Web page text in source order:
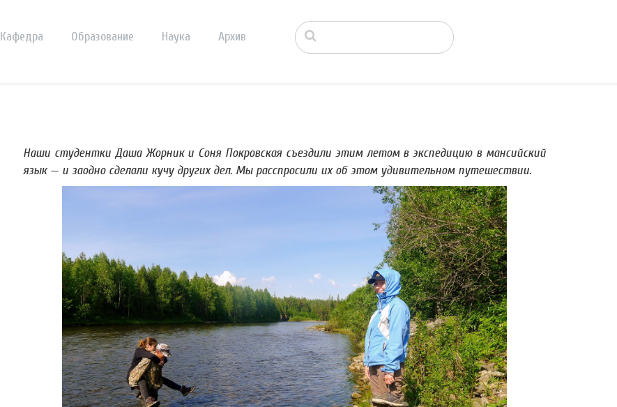
Кафедра Образование Наука Архив
Наши студентки Даша Жорник и Соня Покровская съездили этим летом в экспедицию в мансийский
язык — и заодно сделали кучу других дел. Мы расспросили их об этом удивительном путешествии.